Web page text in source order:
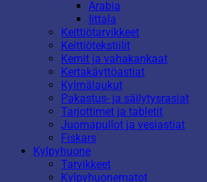
Arabia
Iittala
Keittiötarvikkeet
Keittiötekstiilit
Kernit ja vahakankaat
Kertakäyttöastiat
Kylmälaukut
Pakastus- ja säilytysrasiat
Tarjottimet ja tabletit
Juomapullot ja vesiastiat
Fiskars
Kylpyhuone
Tarvikkeet
Kylpyhuonematot